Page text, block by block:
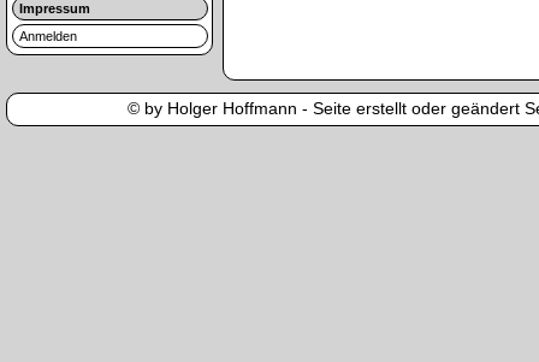
Impressum
Anmelden
© by Holger Hoffmann - Seite erstellt oder geändert